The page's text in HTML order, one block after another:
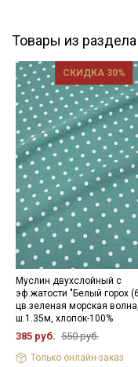
Товары из
СКИДКА 30%
Муслин двухслойный с
эф.жатости "Белый горох
цв.зеленая морская волна,
ш.1.35м, хлопок-100%
385 руб. 550 руб.
Только онлайн-заказ